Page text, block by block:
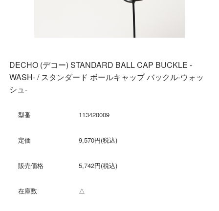
DECHO (デコー) STANDARD BALL CAP BUCKLE -
WASH- / スタンダード ボールキャップ バックル-ウォッ
シュ-
型番 113420009
定価 9,570円(税込)
販売価格 5,742円(税込)
在庫数 △